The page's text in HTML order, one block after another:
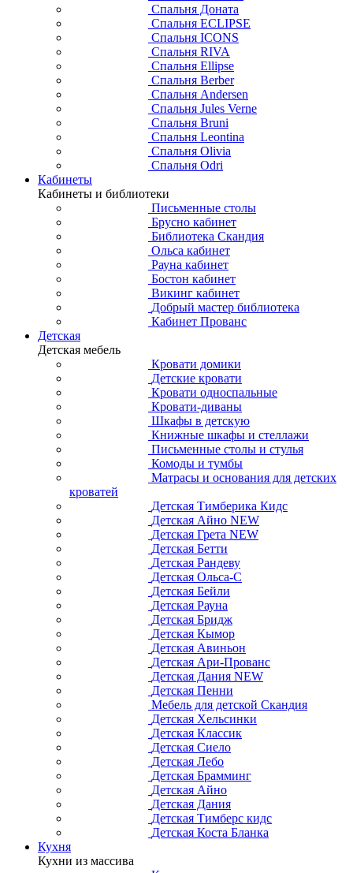
Спальня Доната
Спальня ECLIPSE
Спальня ICONS
Спальня RIVA
Спальня Ellipse
Спальня Berber
Спальня Andersen
Спальня Jules Verne
Спальня Bruni
Спальня Leontina
Спальня Olivia
Спальня Odri
Кабинеты
Кабинеты и библиотеки
Письменные столы
Брусно кабинет
Библиотека Скандия
Ольса кабинет
Рауна кабинет
Бостон кабинет
Викинг кабинет
Добрый мастер библиотека
Кабинет Прованс
Детская
Детская мебель
Кровати домики
Детские кровати
Кровати односпальные
Кровати-диваны
Шкафы в детскую
Книжные шкафы и стеллажи
Письменные столы и стулья
Комоды и тумбы
Матрасы и основания для детских
кроватей
Детская Тимберика Кидс
Детская Айно NEW
Детская Грета NEW
Детская Бетти
Детская Рандеву
Детская Ольса-С
Детская Бейли
Детская Рауна
Детская Бридж
Детская Кымор
Детская Авиньон
Детская Ари-Прованс
Детская Дания NEW
Детская Пенни
Мебель для детской Скандия
Детская Хельсинки
Детская Классик
Детская Сиело
Детская Лебо
Детская Брамминг
Детская Айно
Детская Дания
Детская Тимберс кидс
Детская Коста Бланка
Кухня
Кухни из массива